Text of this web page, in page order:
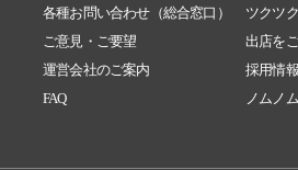
各種お問い合わせ（総合窓口）
ツクツ
ご意見・ご要望
出店を
運営会社のご案内
採用情報
FAQ
ノムノム